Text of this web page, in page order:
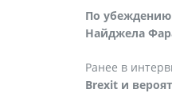
По убеждению
Найджела
Ранее в
Brexit и